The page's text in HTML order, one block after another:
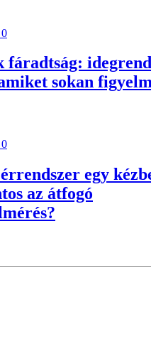
0
fáradtság:
sokan
0
egy
az átfogó